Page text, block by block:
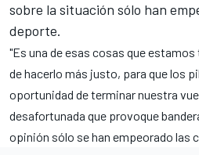
sobre la situación sólo han
deporte.
"Es una de esas cosas que
de hacerlo más justo, para que los
oportunidad de terminar nuestra
desafortunada que provoque
opinión sólo se han empeorado las